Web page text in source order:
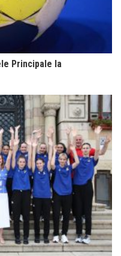
Principale la